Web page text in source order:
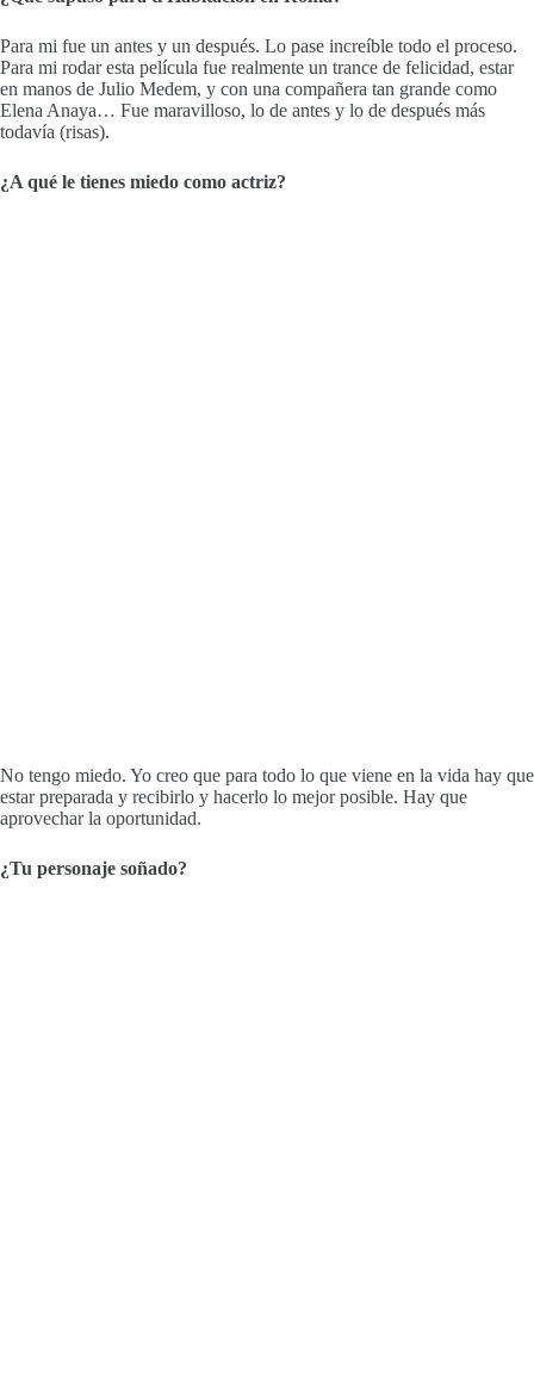
Para mi fue un antes y un después. Lo pase increíble todo el proceso.
Para mi rodar esta película fue realmente un trance de felicidad, estar
en manos de Julio Medem, y con una compañera tan grande como
Elena Anaya… Fue maravilloso, lo de antes y lo de después más
todavía (risas).
¿A qué le tienes miedo como actriz?
No tengo miedo. Yo creo que para todo lo que viene en la vida hay que
estar preparada y recibirlo y hacerlo lo mejor posible. Hay que
aprovechar la oportunidad.
¿Tu personaje soñado?